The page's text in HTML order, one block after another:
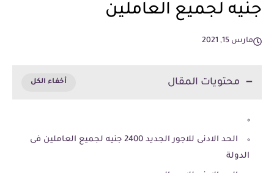
جنيه لجميع العاملين
مارس 15, 2021
محتويات المقال
الحد الادنى للاجور الجديد 2400 جنيه لجميع العاملين فى
الدولة